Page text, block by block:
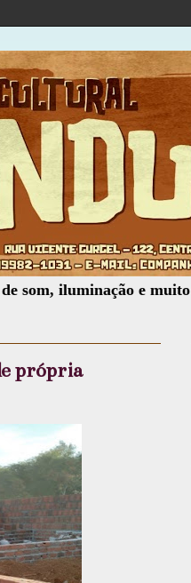
e muito mais.
própria